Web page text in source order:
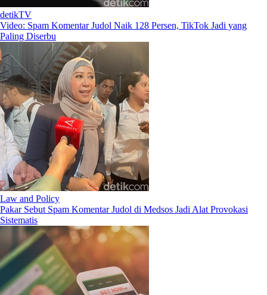
detikTV
Video: Spam Komentar Judol Naik 128 Persen, TikTok Jadi yang
Paling Diserbu
Law and Policy
Pakar Sebut Spam Komentar Judol di Medsos Jadi Alat Provokasi
Sistematis